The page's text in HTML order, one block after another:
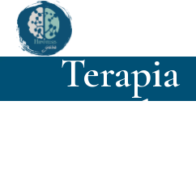
HOME
Terapia
Familiar